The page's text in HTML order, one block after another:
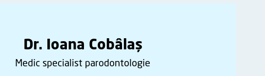
Dr. Ioana Cobâlaș
Medic specialist parodontologie